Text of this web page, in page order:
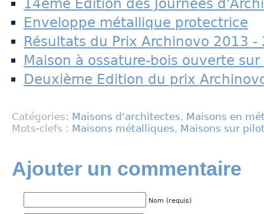
14ème Edition des Journées
Enveloppe métallique protectrice
Résultats du Prix Archinovo 2013 -
Maison à ossature-bois ouverte
Deuxième Edition du prix
Catégories: Maisons d'architectes, Maisons en
Mots-clefs : Maisons métalliques, Maisons sur
Ajouter un commentaire
Nom (requis)